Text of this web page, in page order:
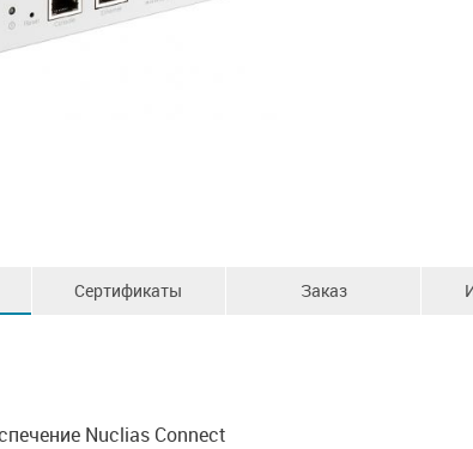
Сертификаты Заказ
Nuclias Connect